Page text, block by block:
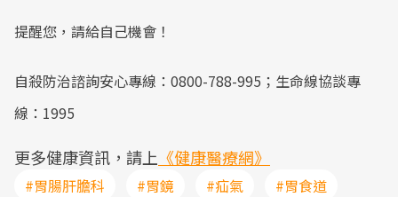
提醒您，請給自己機會！
自殺防治諮詢安心專線：0800-788-995；生命線協談專
線：1995
更多健康資訊，請上 《健康醫療網》
#胃腸肝膽科 #胃鏡 #疝氣
#胃食道